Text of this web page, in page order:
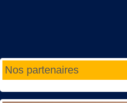
Nos partenaires
Année
précédente
Mois
précédent
Année
suivante
Mois
suivant